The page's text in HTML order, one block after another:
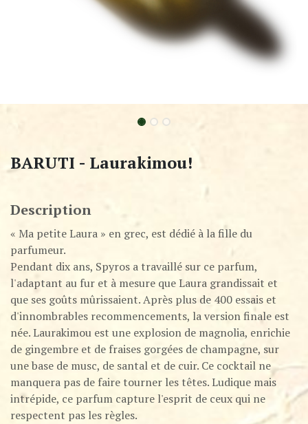
BARUTI - Laurakimou!
Description
« Ma petite Laura » en grec, est dédié à la fille du
parfumeur.
Pendant dix ans, Spyros a travaillé sur ce parfum,
l'adaptant au fur et à mesure que Laura grandissait et
que ses goûts mûrissaient. Après plus de 400 essais et
d'innombrables recommencements, la version finale est
née. Laurakimou est une explosion de magnolia, enrichie
de gingembre et de fraises gorgées de champagne, sur
une base de musc, de santal et de cuir. Ce cocktail ne
manquera pas de faire tourner les têtes. Ludique mais
intrépide, ce parfum capture l'esprit de ceux qui ne
respectent pas les règles.